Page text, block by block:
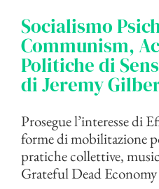
Socialismo
Communism,
Politiche di
di Jeremy
Prosegue l’interesse di
forme di mobilitazione
pratiche collettive,
Grateful Dead